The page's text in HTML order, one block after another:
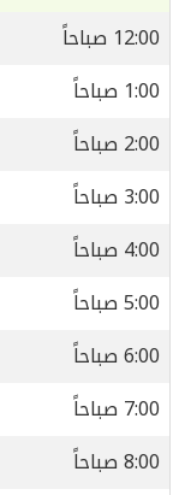
12:00 صباحاً
1:00 صباحاً
2:00 صباحاً
3:00 صباحاً
4:00 صباحاً
5:00 صباحاً
6:00 صباحاً
7:00 صباحاً
8:00 صباحاً